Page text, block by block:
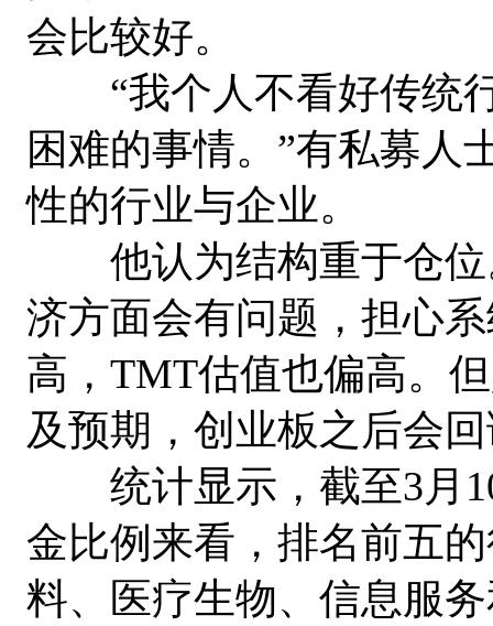
会比较好。
“我个人不看好传统行
困难的事情。”有私募人
性的行业与企业。
他认为结构重于仓位
济方面会有问题，担心
高，TMT估值也偏高。
及预期，创业板之后会
统计显示，截至3月
金比例来看，排名前五
料、医疗生物、信息服